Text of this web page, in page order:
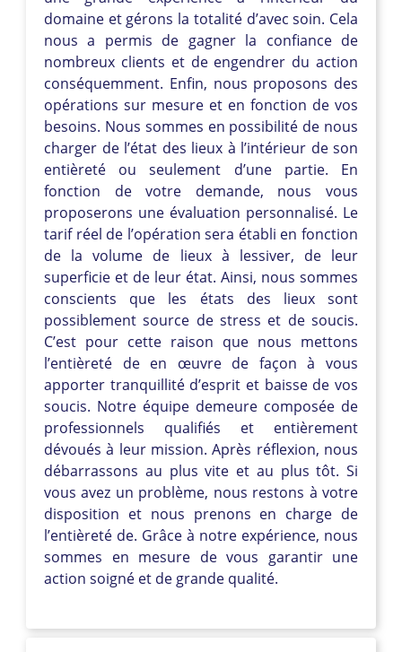
domaine et gérons la totalité d’avec soin. Cela
nous a permis de gagner la confiance de
nombreux clients et de engendrer du action
conséquemment. Enfin, nous proposons des
opérations sur mesure et en fonction de vos
besoins. Nous sommes en possibilité de nous
charger de l’état des lieux à l’intérieur de son
entièreté ou seulement d’une partie. En
fonction de votre demande, nous vous
proposerons une évaluation personnalisé. Le
tarif réel de l’opération sera établi en fonction
de la volume de lieux à lessiver, de leur
superficie et de leur état. Ainsi, nous sommes
conscients que les états des lieux sont
possiblement source de stress et de soucis.
C’est pour cette raison que nous mettons
l’entièreté de en œuvre de façon à vous
apporter tranquillité d’esprit et baisse de vos
soucis. Notre équipe demeure composée de
professionnels qualifiés et entièrement
dévoués à leur mission. Après réflexion, nous
débarrassons au plus vite et au plus tôt. Si
vous avez un problème, nous restons à votre
disposition et nous prenons en charge de
l’entièreté de. Grâce à notre expérience, nous
sommes en mesure de vous garantir une
action soigné et de grande qualité.